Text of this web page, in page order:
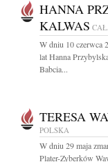
HANNA
KALWAS
W dniu 10 czerwca
lat Hanna
Babcia...
TERESA
POLSKA
W dniu 29 maja
Plater-Zyberków